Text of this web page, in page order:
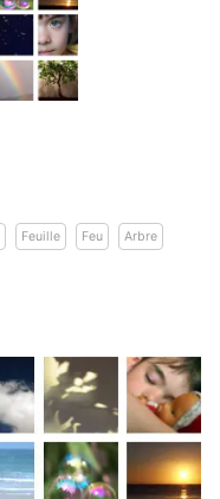
Feuille Feu
Arbre